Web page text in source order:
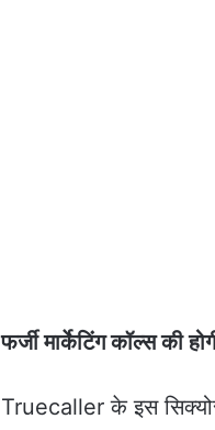
फर्जी मार्केटिंग कॉल्स की
Truecaller के इस